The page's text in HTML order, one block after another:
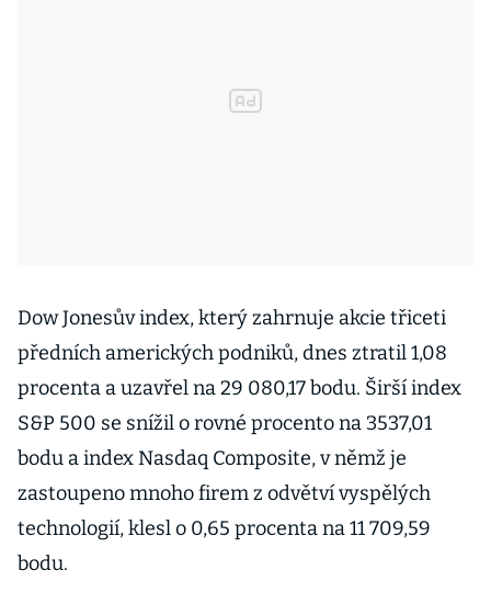
Dow Jonesův index, který zahrnuje akcie třiceti
předních amerických podniků, dnes ztratil 1,08
procenta a uzavřel na 29 080,17 bodu. Širší index
S&P 500 se snížil o rovné procento na 3537,01
bodu a index Nasdaq Composite, v němž je
zastoupeno mnoho firem z odvětví vyspělých
technologií, klesl o 0,65 procenta na 11 709,59
bodu.